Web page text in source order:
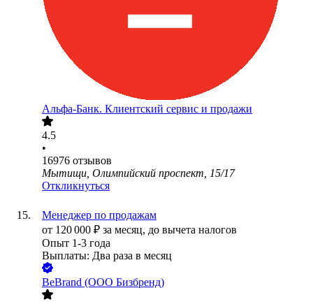
Альфа-Банк. Клиентский сервис и продажи
4.5
•
16976 отзывов
Мытищи, Олимпийский проспект, 15/17
Откликнуться
Менеджер по продажам
от 120 000 ₽ за месяц, до вычета налогов
Опыт 1-3 года
Выплаты: Два раза в месяц
BeBrand (ООО Бизбренд)